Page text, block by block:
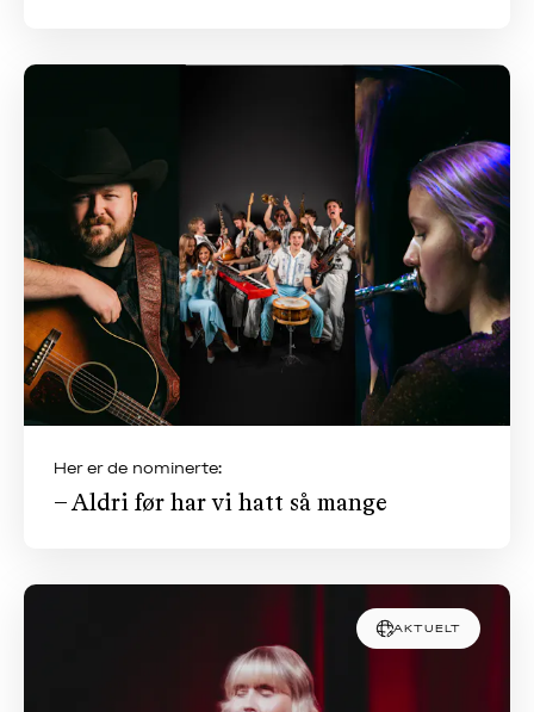
Her er de nominerte:
– Aldri før har vi hatt så mange
AKTUELT